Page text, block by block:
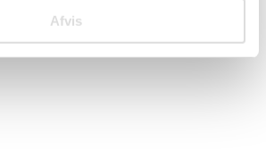
Afvis
Rights Reserved -Hjemmeside design af